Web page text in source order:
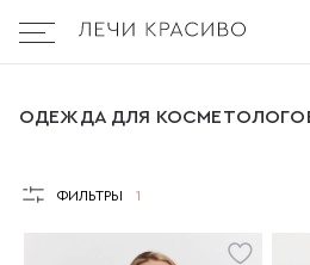
Бургер
ОДЕЖДА ДЛЯ
ФИЛЬТРЫ 1